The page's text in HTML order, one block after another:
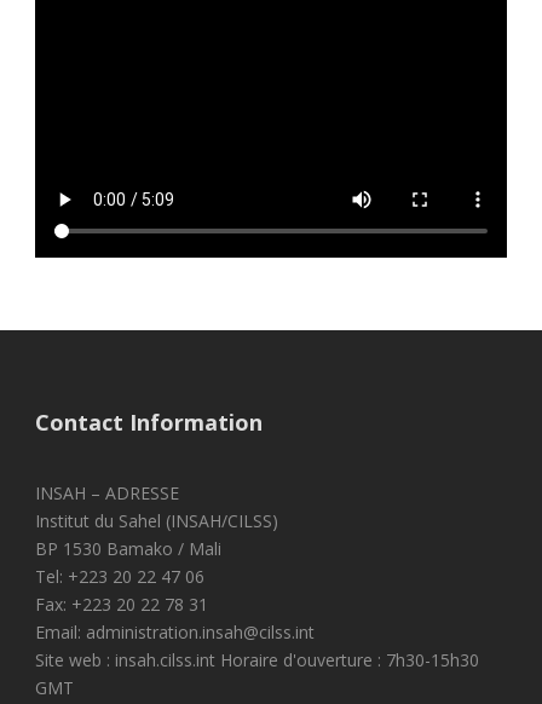
Contact Information
INSAH – ADRESSE
Institut du Sahel (INSAH/CILSS)
BP 1530 Bamako / Mali
Tel: +223 20 22 47 06
Fax: +223 20 22 78 31
Email: administration.insah@cilss.int
Site web : insah.cilss.int Horaire d'ouverture : 7h30-15h30
GMT